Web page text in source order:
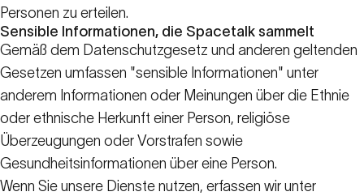
Personen zu erteilen.
Sensible Informationen, die Spacetalk sammelt
Gemäß dem Datenschutzgesetz und anderen geltenden
Gesetzen umfassen "sensible Informationen" unter
anderem Informationen oder Meinungen über die Ethnie
oder ethnische Herkunft einer Person, religiöse
Überzeugungen oder Vorstrafen sowie
Gesundheitsinformationen über eine Person.
Wenn Sie unsere Dienste nutzen, erfassen wir unter